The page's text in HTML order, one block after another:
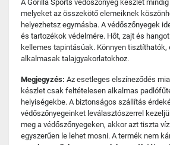
A Gorilla Sports védőszőnyeg készlet
melyeket az összekötő elemeiknek
helyezhetsz egymásba. A védőszőnyegek
és tartozékok védelmére. Hőt, zajt és
kellemes tapintásúak. Könnyen tisztíthatók,
alkalmasak talajgyakorlatokhoz.
Megjegyzés: Az esetleges elszíneződés
készlet csak feltételesen alkalmas
helyiségekbe. A biztonságos szállítás
védőszőnyegeinket leválasztószerrel
meg a védőszőnyegeken, akkor azt tiszta
egyszerűen le lehet mosni. A termék nem